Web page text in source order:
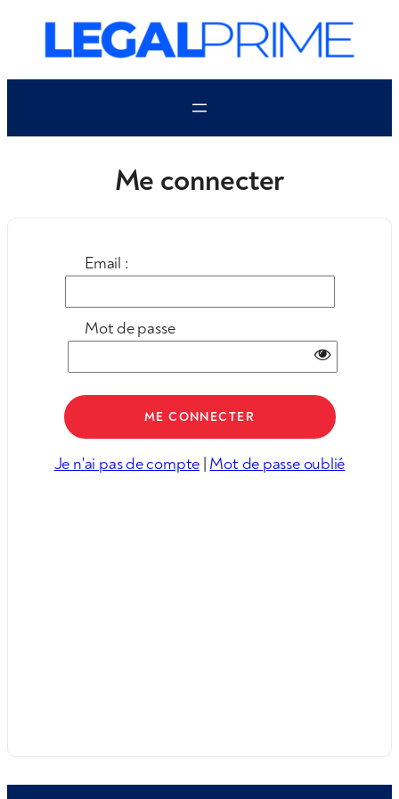
contenu
Me connecter
Email :
Mot de passe
Je n'ai pas de compte | Mot de passe oublié